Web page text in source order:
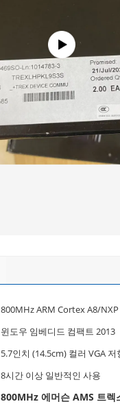
800MHz ARM Cortex A8/NXP
윈도우 임베디드 컴팩트 2013
5.7인치 (14.5cm) 컬러 VGA
8시간 이상 일반적인 사용
800MHz 에머슨 AMS 트렉